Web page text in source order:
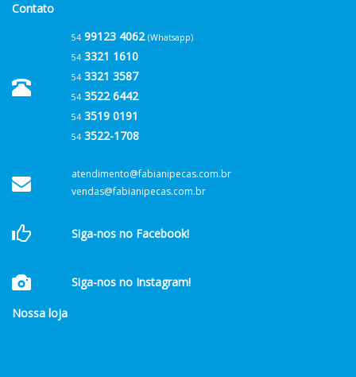
Contato
5499123 4062 (Whatsapp)
543321 1610
543321 3587
543522 6442
543519 0191
543522-1708
atendimento@fabianipecas.com.br
vendas@fabianipecas.com.br
Siga-nos no Facebook!
Siga-nos no Instagram!
Nossa loja